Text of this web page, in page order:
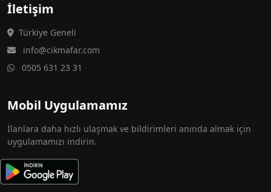
İletişim
Türkiye Geneli
info@cikmafar.com
0505 631 23 31
Mobil Uygulamamız
İlanlara daha hızlı ulaşmak ve bildirimleri anında almak için
uygulamamızı indirin.